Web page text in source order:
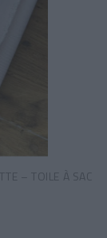
– TOILE À SAC